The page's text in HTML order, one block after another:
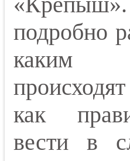
подробно
каким
как
вести в